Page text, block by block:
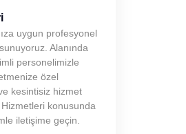
uygun profesyonel
Alanında
personelimizle
özel
kesintisiz hizmet
Hizmetleri konusunda
iletişime geçin.